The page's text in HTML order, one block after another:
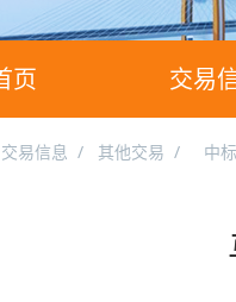
页 交易
交易信息 / 其他交易 / 中